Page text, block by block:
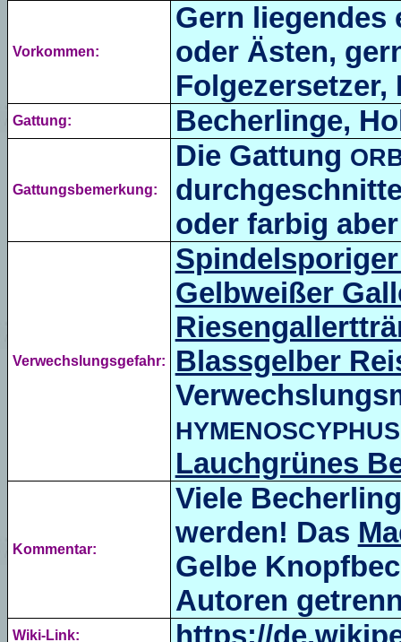
Vorkommen:
Gern
oder Ästen,
Gattung: Becherlinge,
Gattungsbemerkung:
Die Gattung
oder farbig
Verwechslungsgefahr:
Gelbweißer
Blassgelber
HYMENOSCYPHUS
Lauchgrünes
Kommentar:
Viele
werden! Das
Gelbe
Autoren
Wiki-Link: https://